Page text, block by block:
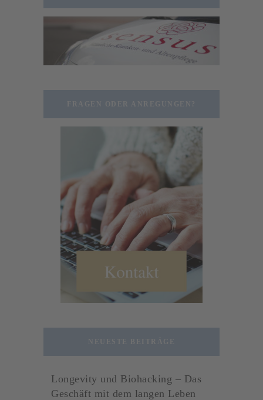
FRAGEN ODER ANREGUNGEN?
NEUESTE BEITRÄGE
Longevity und Biohacking – Das
Geschäft mit dem langen Leben